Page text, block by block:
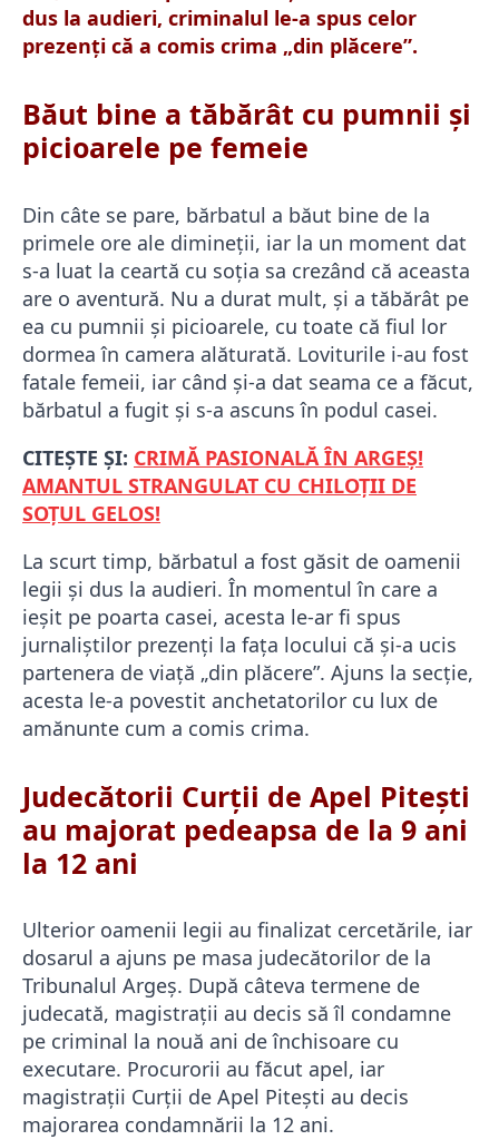
dus la audieri, criminalul le-a spus celor
prezenți că a comis crima „din plăcere”.
Băut bine a tăbărât cu pumnii și
picioarele pe femeie
Din câte se pare, bărbatul a băut bine de la
primele ore ale dimineții, iar la un moment dat
s-a luat la ceartă cu soția sa crezând că aceasta
are o aventură. Nu a durat mult, și a tăbărât pe
ea cu pumnii și picioarele, cu toate că fiul lor
dormea în camera alăturată. Loviturile i-au fost
fatale femeii, iar când și-a dat seama ce a făcut,
bărbatul a fugit și s-a ascuns în podul casei.
CITEȘTE ȘI: CRIMĂ PASIONALĂ ÎN ARGEȘ!
AMANTUL STRANGULAT CU CHILOȚII DE
SOȚUL GELOS!
La scurt timp, bărbatul a fost găsit de oamenii
legii și dus la audieri. În momentul în care a
ieșit pe poarta casei, acesta le-ar fi spus
jurnaliștilor prezenți la fața locului că și-a ucis
partenera de viață „din plăcere”. Ajuns la secție,
acesta le-a povestit anchetatorilor cu lux de
amănunte cum a comis crima.
Judecătorii Curții de Apel Pitești
au majorat pedeapsa de la 9 ani
la 12 ani
Ulterior oamenii legii au finalizat cercetările, iar
dosarul a ajuns pe masa judecătorilor de la
Tribunalul Argeș. După câteva termene de
judecată, magistrații au decis să îl condamne
pe criminal la nouă ani de închisoare cu
executare. Procurorii au făcut apel, iar
magistrații Curții de Apel Pitești au decis
majorarea condamnării la 12 ani.